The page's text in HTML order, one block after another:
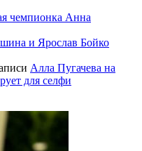
чемпионка Анна
и Ярослав Бойко
Алла Пугачева на
для селфи